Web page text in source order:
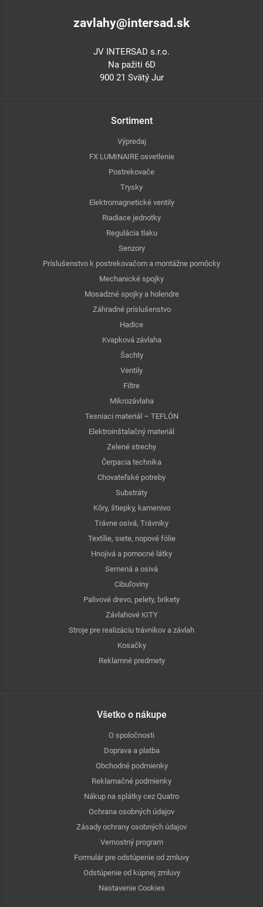
zavlahy@intersad.sk
JV INTERSAD s.r.o.
Na pažiti 6D
900 21 Svätý Jur
Sortiment
Výpredaj
FX LUMINAIRE osvetlenie
Postrekovače
Trysky
Elektromagnetické ventily
Riadiace jednotky
Regulácia tlaku
Senzory
Príslušenstvo k postrekovačom a montážne pomôcky
Mechanické spojky
Mosadzné spojky a holendre
Záhradné príslušenstvo
Hadice
Kvapková závlaha
Šachty
Ventily
Filtre
Mikrozávlaha
Tesniaci materiál – TEFLÓN
Elektroinštalačný materiál
Zelené strechy
Čerpacia technika
Chovateľské potreby
Substráty
Kôry, štiepky, kamenivo
Trávne osivá, Trávniky
Textílie, siete, nopové fólie
Hnojivá a pomocné látky
Semená a osivá
Cibuľoviny
Palivové drevo, pelety, brikety
Závlahové KITY
Stroje pre realizáciu trávnikov a závlah
Kosačky
Reklamné predmety
Všetko o nákupe
O spoločnosti
Doprava a platba
Obchodné podmienky
Reklamačné podmienky
Nákup na splátky cez Quatro
Ochrana osobných údajov
Zásady ochrany osobných údajov
Vernostný program
Formulár pre odstúpenie od zmluvy
Odstúpenie od kúpnej zmluvy
Nastavenie Cookies